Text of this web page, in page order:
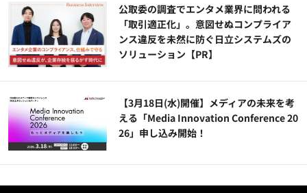
公​​取委の調査でエンタメ業界に問われる
「取引適正化」。意図せぬコンプライア
ンス違反を未然に防ぐ日立システムズの
ソリューション​【PR】
【3月18日(水)開催】メディアの未来を考
える「Media Innovation Conference 20
26」申し込み開始！